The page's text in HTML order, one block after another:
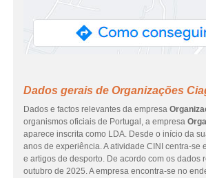
Dados gerais de Organizações
Dados e factos relevantes da empresa
organismos oficiais de Portugal, a empresa
aparece inscrita como LDA. Desde o início da
anos de experiência. A atividade CINI centra-
e artigos de desporto. De acordo com os dados
outubro de 2025. A empresa encontra-se no